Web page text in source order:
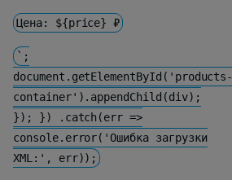
Цена: ${price} ₽
`;
document.getElementById('products-
container').appendChild(div);
}); }) .catch(err =>
console.error('Ошибка загрузки
XML:', err));